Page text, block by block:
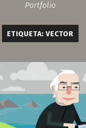
Portfolio
ETIQUETA: VECTOR